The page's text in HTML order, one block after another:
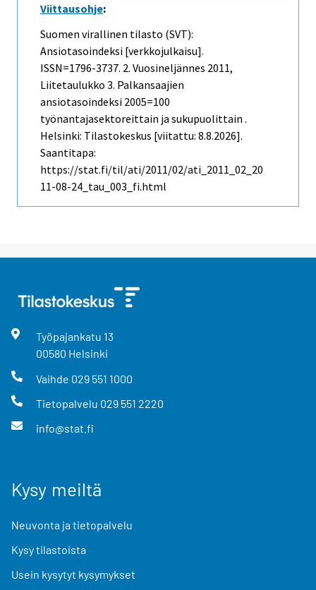
Viittausohje:
Suomen virallinen tilasto (SVT):
Ansiotasoindeksi [verkkojulkaisu].
ISSN=1796-3737. 2. Vuosineljännes 2011,
Liitetaulukko 3. Palkansaajien
ansiotasoindeksi 2005=100
työnantajasektoreittain ja sukupuolittain .
Helsinki: Tilastokeskus [viitattu: 8.8.2026].
Saantitapa:
https://stat.fi/til/ati/2011/02/ati_2011_02_20
11-08-24_tau_003_fi.html
Työpajankatu 13
00580 Helsinki
Vaihde 029 551 1000
Tietopalvelu 029 551 2220
info@stat.fi
Kysy meiltä
Neuvonta ja tietopalvelu
Kysy tilastoista
Usein kysytyt kysymykset